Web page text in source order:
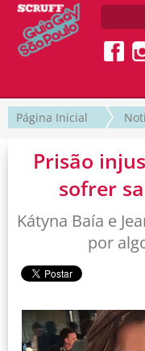
Página Inicial
Prisão
sofrer
Kátyna Baía e
por